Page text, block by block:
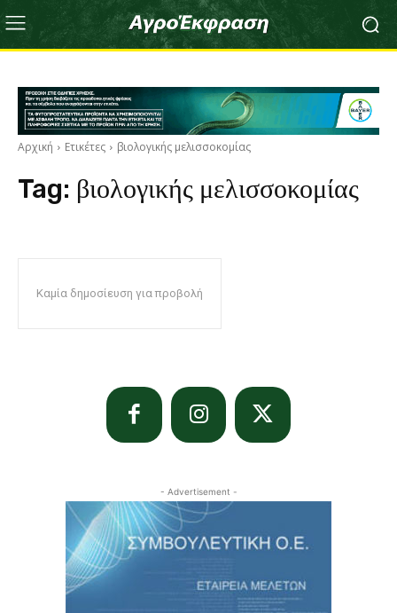
Αρχική Ετικέτες βιολογικής μελισσοκομίας
Tag: βιολογικής μελισσοκομίας
Καμία δημοσίευση για προβολή
- Advertisement -